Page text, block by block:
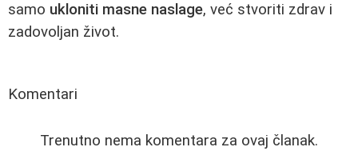
samo ukloniti masne naslage, već stvoriti zdrav i
zadovoljan život.
Komentari
Trenutno nema komentara za ovaj članak.